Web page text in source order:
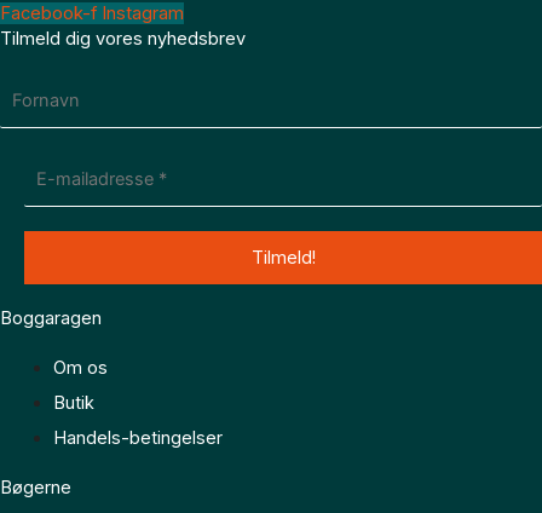
Facebook-f Instagram
Tilmeld dig vores nyhedsbrev
Boggaragen
Om os
Butik
Handels-betingelser
Bøgerne